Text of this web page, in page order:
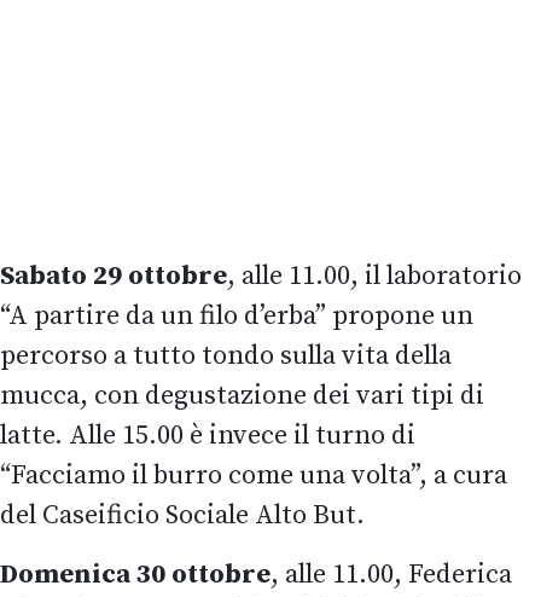
Sabato 29 ottobre, alle 11.00, il laboratorio
“A partire da un filo d’erba” propone un
percorso a tutto tondo sulla vita della
mucca, con degustazione dei vari tipi di
latte. Alle 15.00 è invece il turno di
“Facciamo il burro come una volta”, a cura
del Caseificio Sociale Alto But.
Domenica 30 ottobre, alle 11.00, Federica